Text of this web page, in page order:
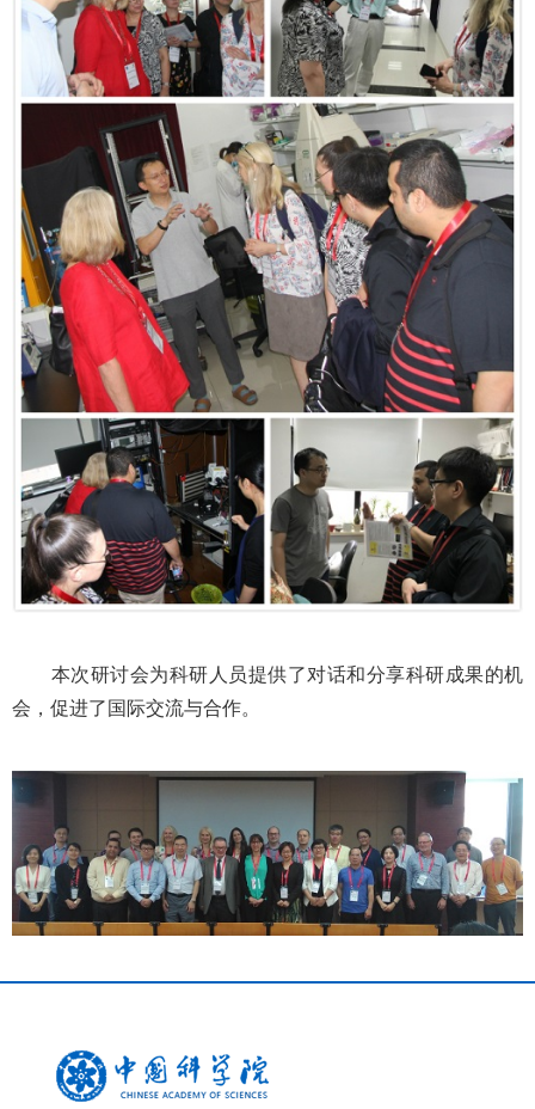
本次研讨会为科研人员提供了对话和分享科研成果的机
会，促进了国际交流与合作。